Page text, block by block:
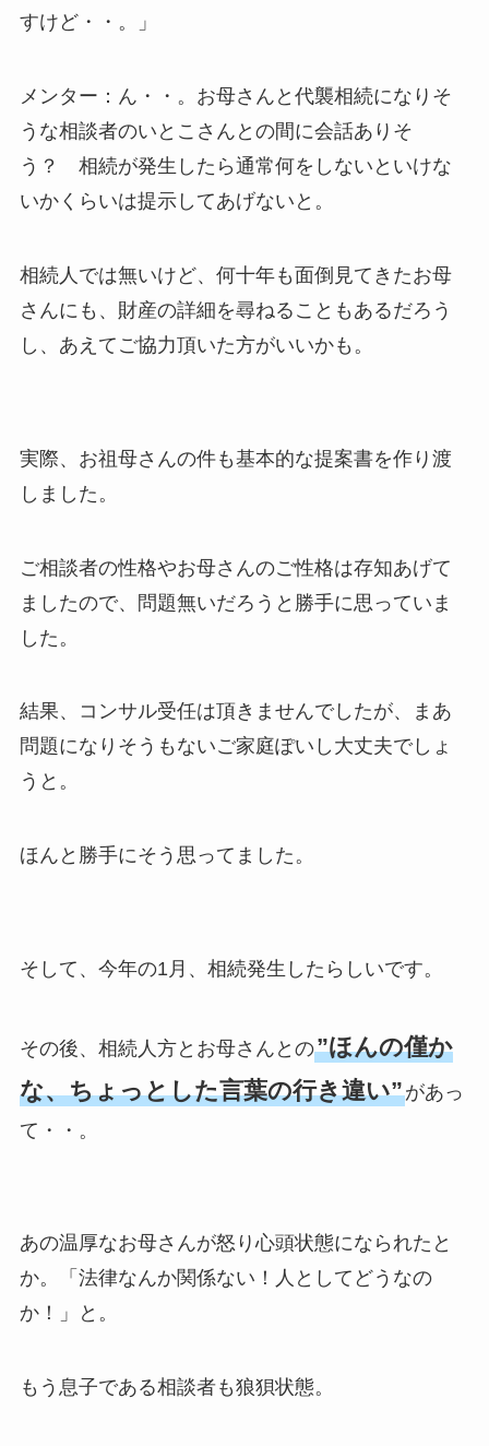
すけど・・。」
メンター：ん・・。お母さんと代襲相続になりそ
うな相談者のいとこさんとの間に会話ありそ
う？ 相続が発生したら通常何をしないといけな
いかくらいは提示してあげないと。
相続人では無いけど、何十年も面倒見てきたお母
さんにも、財産の詳細を尋ねることもあるだろう
し、あえてご協力頂いた方がいいかも。
実際、お祖母さんの件も基本的な提案書を作り渡
しました。
ご相談者の性格やお母さんのご性格は存知あげて
ましたので、問題無いだろうと勝手に思っていま
した。
結果、コンサル受任は頂きませんでしたが、まあ
問題になりそうもないご家庭ぽいし大丈夫でしょ
うと。
ほんと勝手にそう思ってました。
そして、今年の1月、相続発生したらしいです。
その後、相続人方とお母さんとの”ほんの僅か
な、ちょっとした言葉の行き違い”があっ
て・・。
あの温厚なお母さんが怒り心頭状態になられたと
か。「法律なんか関係ない！人としてどうなの
か！」と。
もう息子である相談者も狼狽状態。